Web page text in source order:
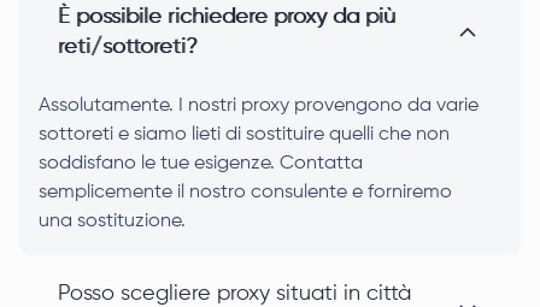
È possibile richiedere proxy da più
reti/sottoreti?
Assolutamente. I nostri proxy provengono da varie
sottoreti e siamo lieti di sostituire quelli che non
soddisfano le tue esigenze. Contatta
semplicemente il nostro consulente e forniremo
una sostituzione.
Posso scegliere proxy situati in città